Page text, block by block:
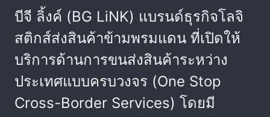
บีจี ลิ้งค์ (BG LiNK) แบรนด์ธุรกิจโลจิ
สติกส์ส่งสินค้าข้ามพรมแดน ที่เปิดให้
บริการด้านการขนส่งสินค้าระหว่าง
ประเทศแบบครบวงจร (One Stop
Cross-Border Services) โดยมี